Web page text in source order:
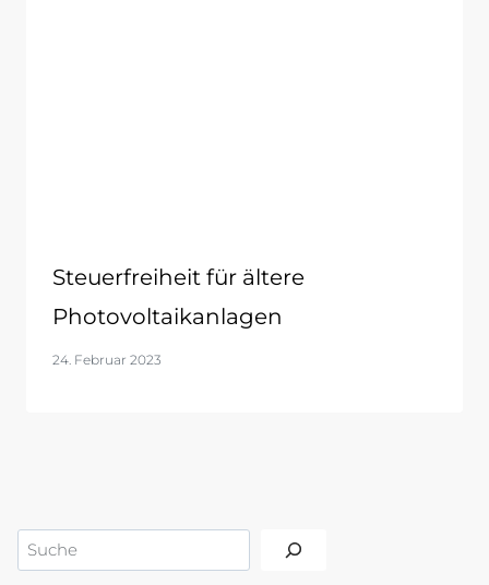
Steuerfreiheit für ältere
Photovoltaikanlagen
24. Februar 2023
Suchen